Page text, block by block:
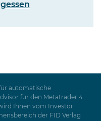
automatische
für den Metatrader 4
Ihnen vom Investor
der FID Verlag